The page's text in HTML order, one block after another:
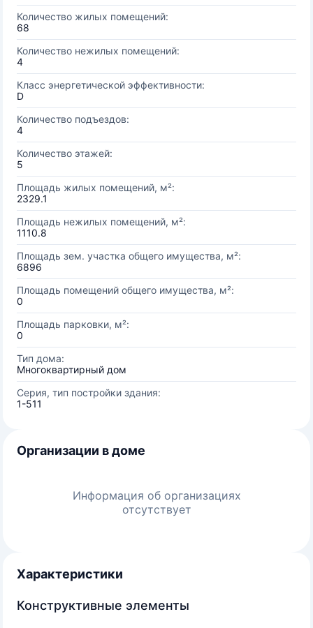
Количество жилых помещений:
68
Количество нежилых помещений:
4
Класс энергетической эффективности:
D
Количество подъездов:
4
Количество этажей:
5
Площадь жилых помещений, м²:
2329.1
Площадь нежилых помещений, м²:
1110.8
Площадь зем. участка общего имущества, м²:
6896
Площадь помещений общего имущества, м²:
0
Площадь парковки, м²:
0
Тип дома:
Многоквартирный дом
Серия, тип постройки здания:
1-511
Организации в доме
Информация об организациях
отсутствует
Характеристики
Конструктивные элементы